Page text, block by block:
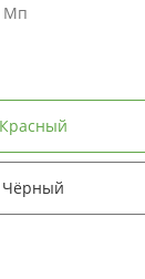
Мп
Красный
Чёрный